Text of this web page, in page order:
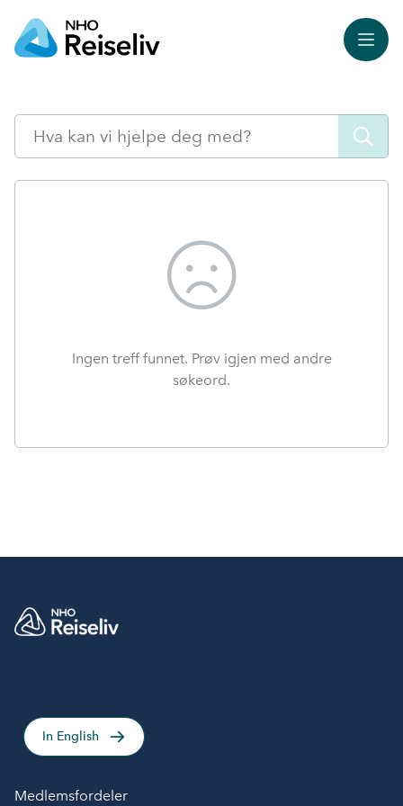
Meny
Søk
Ingen treff funnet. Prøv igjen med andre
søkeord.
In English
Medlemsfordeler